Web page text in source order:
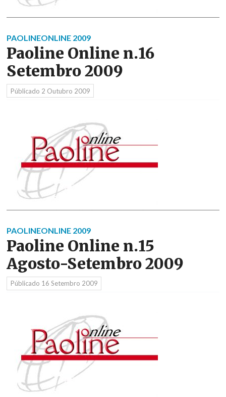
PAOLINEONLINE 2009
Paoline Online n.16
Setembro 2009
Públicado 2 Outubro 2009
PAOLINEONLINE 2009
Paoline Online n.15
Agosto-Setembro 2009
Públicado 16 Setembro 2009